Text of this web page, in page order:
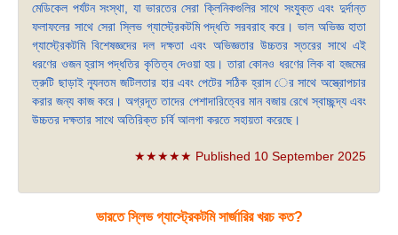
মেডিকেল পর্যটন সংস্থা, যা ভারতের সেরা ক্লিনিকগুলির সাথে সংযুক্ত এবং দুর্দান্ত
ফলাফলের সাথে সেরা স্লিভ গ্যাস্ট্রেকটমি পদ্ধতি সরবরাহ করে। ভাল অভিজ্ঞ হাতা
গ্যাস্ট্রেকটমি বিশেষজ্ঞদের দল দক্ষতা এবং অভিজ্ঞতার উচ্চতর স্তরের সাথে এই
ধরণের ওজন হ্রাস পদ্ধতির কৃতিত্ব দেওয়া হয়। তারা কোনও ধরণের লিক বা হজমের
ত্রুটি ছাড়াই ন্যূনতম জটিলতার হার এবং পেটের সঠিক হ্রাস ের সাথে অস্ত্রোপচার
করার জন্য কাজ করে। অগ্রদূত তাদের পেশাদারিত্বের মান বজায় রেখে স্বাচ্ছন্দ্য এবং
উচ্চতর দক্ষতার সাথে অতিরিক্ত চর্বি আলগা করতে সহায়তা করেছে।
★★★★★ Published 10 September 2025
ভারতে স্লিভ গ্যাস্ট্রেকটমি সার্জারির খরচ কত?